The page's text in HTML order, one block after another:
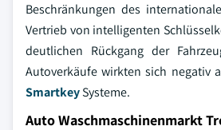
Beschränkungen des
Vertrieb von intelligenten
deutlichen Rückgang der
Autoverkäufe wirkten sich negativ
SmartkeySysteme.
Auto Waschmaschinenmarkt